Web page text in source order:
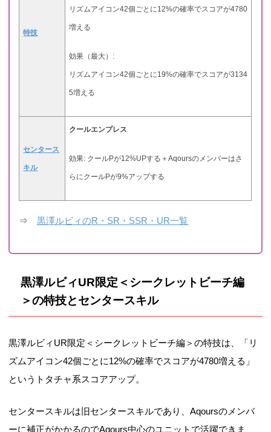
特技
リズムアイコン42個ごとに12%の確率でスコアが4780
増える
効果（最大）:
リズムアイコン42個ごとに19%の確率でスコアが3134
5増える
センタース
キル
クールエンプレス
効果: クールPが12%UPする＋Aqoursのメンバーはさ
らにクールPが9%アップする
⇒黒澤ルビィのR・SR・SSR・UR一覧
黒澤ルビィUR限定＜シークレットビーチ編
＞の特技とセンタースキル
黒澤ルビィUR限定＜シークレットビーチ編＞の特技は、「リ
ズムアイコン42個ごとに12%の確率でスコアが4780増える」
というトタチャ系スコアアップ。
センタースキルは旧センタースキルであり、Aqoursのメンバ
ーに補正がかかるのでAqours中心のユニットで活躍できま